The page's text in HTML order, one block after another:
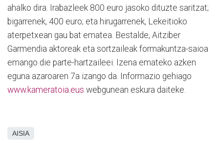
ahalko dira. Irabazleek 800 euro jasoko dituzte saritzat;
bigarrenek, 400 euro; eta hirugarrenek, Lekeitioko
aterpetxean gau bat ematea. Bestalde, Aitziber
Garmendia aktoreak eta sortzaileak formakuntza-saioa
emango die parte-hartzaileei. Izena emateko azken
eguna azaroaren 7a izango da. Informazio gehiago
www.kameratoia.eus webgunean eskura daiteke.
AISIA